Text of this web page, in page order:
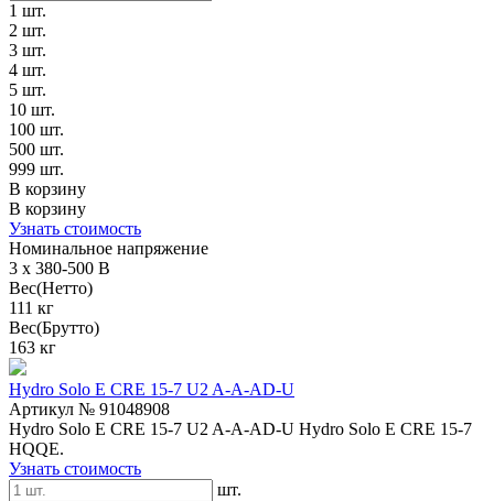
1 шт.
2 шт.
3 шт.
4 шт.
5 шт.
10 шт.
100 шт.
500 шт.
999 шт.
В корзину
В корзину
Узнать стоимость
Номинальное напряжение
3 x 380-500 В
Вес(Нетто)
111 кг
Вес(Брутто)
163 кг
Hydro Solo E CRE 15-7 U2 A-A-AD-U
Артикул № 91048908
Hydro Solo E CRE 15-7 U2 A-A-AD-U Hydro Solo E CRE 15-7
HQQE.
Узнать стоимость
шт.